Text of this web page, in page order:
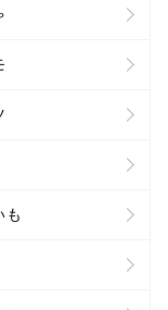
も